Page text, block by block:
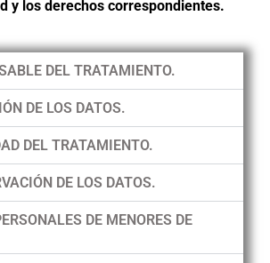
y los derechos correspondientes.
DEL TRATAMIENTO.
DE LOS DATOS.
DEL TRATAMIENTO.
DE LOS DATOS.
DE MENORES DE